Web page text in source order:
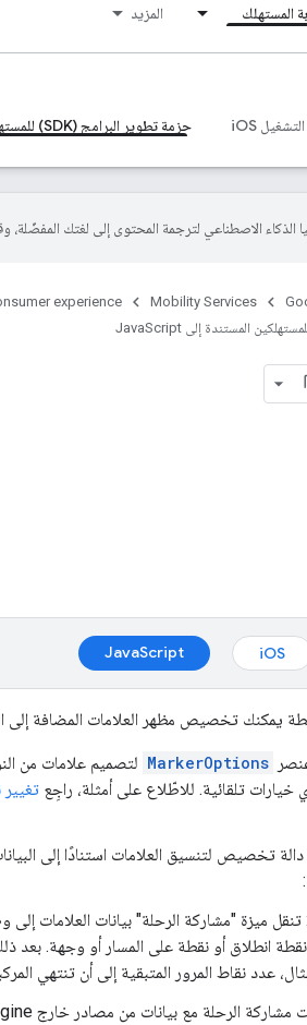
المستهلك المزيد
حزمة تطوير البرامج (SDK) للمستهلكين المستندة إلى JavaScript
Mobility Services
experience
iOS‏
JavaScript‏
يمكنك تخصيص مظهر العلامات المضافة إلى
MarkerOptions لتصميم علامات من
خيارات تلقائية. للاطّلاع على أمثلة، راجِع
تخصيص لتنسيق العلامات استنادًا إلى
: تنقل ميزة "مشاركة الرحلة" بيانات العلامات
انطلاق أو نقطة على المسار أو وجهة. بعد
عدد نقاط المرور المتبقية إلى أن تنتهي